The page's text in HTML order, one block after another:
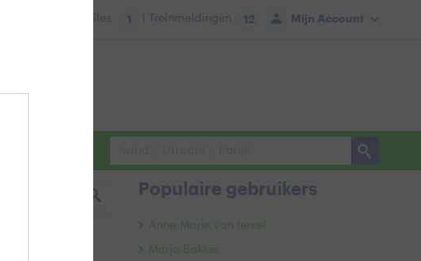
Mijn Account
Files 1 | Treinmeldingen 12
Populaire gebruikers
Anne-Marie van Iersel
Marja Bakker